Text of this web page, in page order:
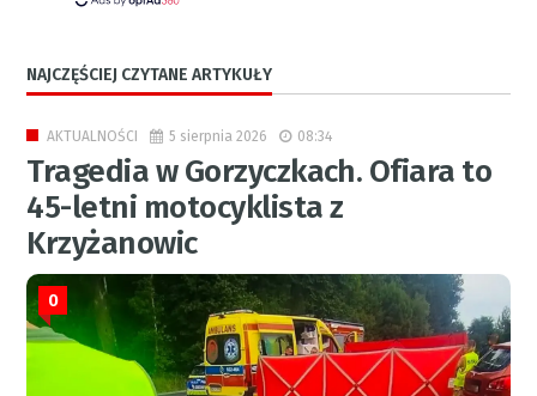
NAJCZĘŚCIEJ CZYTANE ARTYKUŁY
AKTUALNOŚCI 5 sierpnia 2026 08:34
Tragedia w Gorzyczkach. Ofiara to
45-letni motocyklista z
Krzyżanowic
0